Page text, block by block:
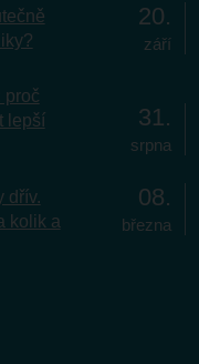
proč
lepší
dřív.
kolik a
20
září
31
srpna
08
března